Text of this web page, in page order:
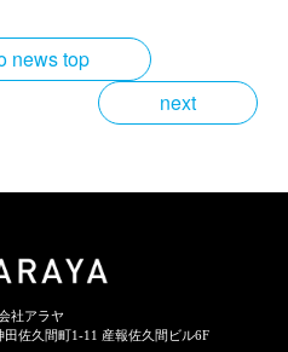
news top
next
社アラヤ
佐久間町1-11 産報佐久間ビル6F